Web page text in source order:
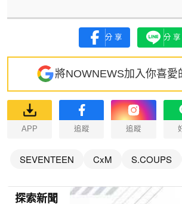
分享 分享
將NOWNEWS加入你喜愛
APP 追蹤 追蹤
SEVENTEEN CxM S.COUPS
探索新聞